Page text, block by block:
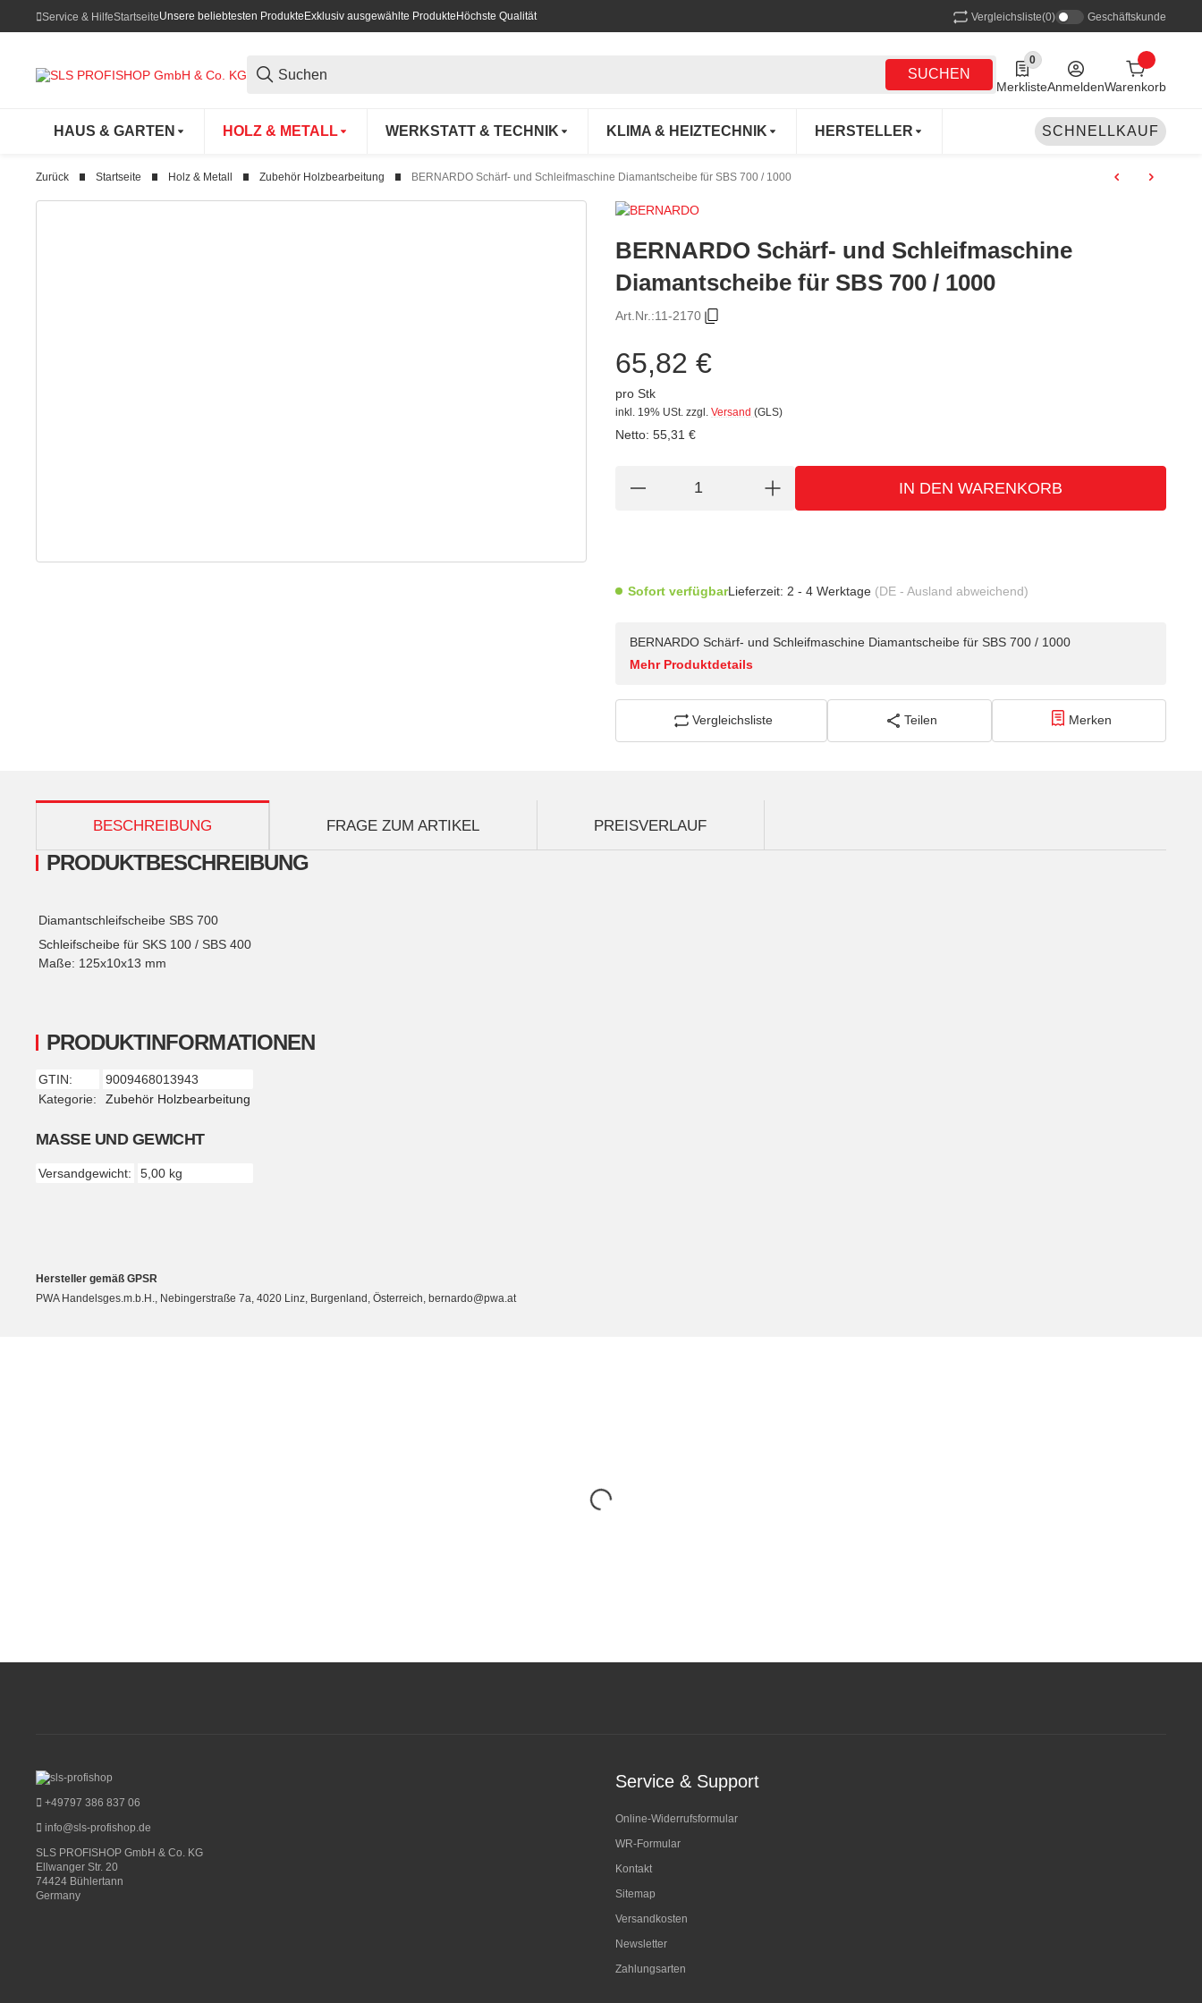
Service & HilfeStartseiteUnsere beliebtesten Produkte Exklusiv ausgewählte Produkte Höchste Qualität Vergleichsliste(0) Geschäftskunde
SUCHEN
0
0 Produkte in der Liste
MerklisteAnmeldenWarenkorb
HAUS & GARTEN HOLZ & METALL WERKSTATT & TECHNIK KLIMA & HEIZTECHNIK HERSTELLER SCHNELLKAUF
Zurück Startseite Holz & Metall Zubehör Holzbearbeitung BERNARDO Schärf- und Schleifmaschine Diamantscheibe für SBS 700 / 1000
BERNARDO Schärf- und Schleifmaschine
Diamantscheibe für SBS 700 / 1000
Art.Nr.:11-2170
65,82 €
pro Stk
inkl. 19% USt. zzgl. Versand (GLS)
Netto: 55,31 €
IN DEN WARENKORB
Sofort verfügbarLieferzeit: 2 - 4 Werktage (DE - Ausland abweichend)
BERNARDO Schärf- und Schleifmaschine Diamantscheibe für SBS 700 / 1000
Mehr Produktdetails
Vergleichsliste Teilen Merken
weitere Registerkarten anzeigen
BESCHREIBUNG FRAGE ZUM ARTIKEL PREISVERLAUF
PRODUKTINFORMATIONEN
GTIN:
9009468013943
Kategorie:
Zubehör Holzbearbeitung
MASSE UND GEWICHT
Versandgewicht: 5,00 kg
PRODUKTBESCHREIBUNG
Diamantschleifscheibe SBS 700
Schleifscheibe für SKS 100 / SBS 400
Maße: 125x10x13 mm
Hersteller gemäß GPSR
PWA Handelsges.m.b.H., Nebingerstraße 7a, 4020 Linz, Burgenland, Österreich, bernardo@pwa.at
+49797 386 837 06
info@sls-profishop.de
SLS PROFISHOP GmbH & Co. KG
Ellwanger Str. 20
74424 Bühlertann
Germany
Service & Support
Online-Widerrufsformular
WR-Formular
Kontakt
Sitemap
Versandkosten
Newsletter
Zahlungsarten